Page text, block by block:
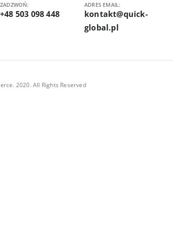
ZADZWOŃ:
+48 503 098 448
ADRES EMAIL:
kontakt@quick-
global.pl
2020. All Rights Reserved